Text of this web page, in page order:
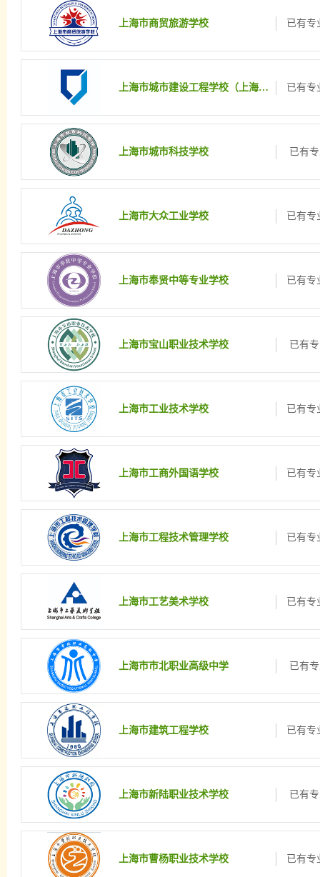
上海市商贸旅游学校 已有专
上海市城市建设工程学校（上海市园林学校） 已有专
上海市城市科技学校 已有
上海市大众工业学校 已有专
上海市奉贤中等专业学校 已有专
上海市宝山职业技术学校 已有
上海市工业技术学校 已有专
上海市工商外国语学校 已有专
上海市工程技术管理学校 已有专
上海市工艺美术学校 已有专
上海市市北职业高级中学 已有
上海市建筑工程学校 已有专
上海市新陆职业技术学校 已有
上海市曹杨职业技术学校 已有专